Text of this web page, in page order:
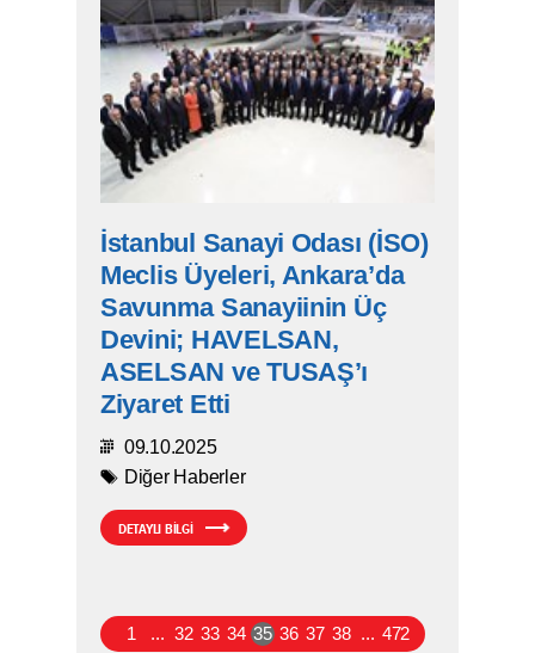
İstanbul Sanayi Odası (İSO)
Meclis Üyeleri, Ankara’da
Savunma Sanayiinin Üç
Devini; HAVELSAN,
ASELSAN ve TUSAŞ’ı
Ziyaret Etti
09.10.2025
Diğer Haberler
DETAYLI BİLGİ
1 ... 32 33 34 35 36 37 38 ... 472